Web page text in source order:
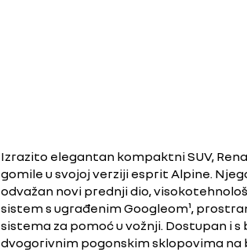
Izrazito elegantan kompaktni SUV,
gomile u svojoj verziji esprit Alpine.
odvažan novi prednji dio,
sistem s ugrađenim Googleom¹,
sistema za pomoć u vožnji. Dostupan i
dvogorivnim pogonskim sklopovima na